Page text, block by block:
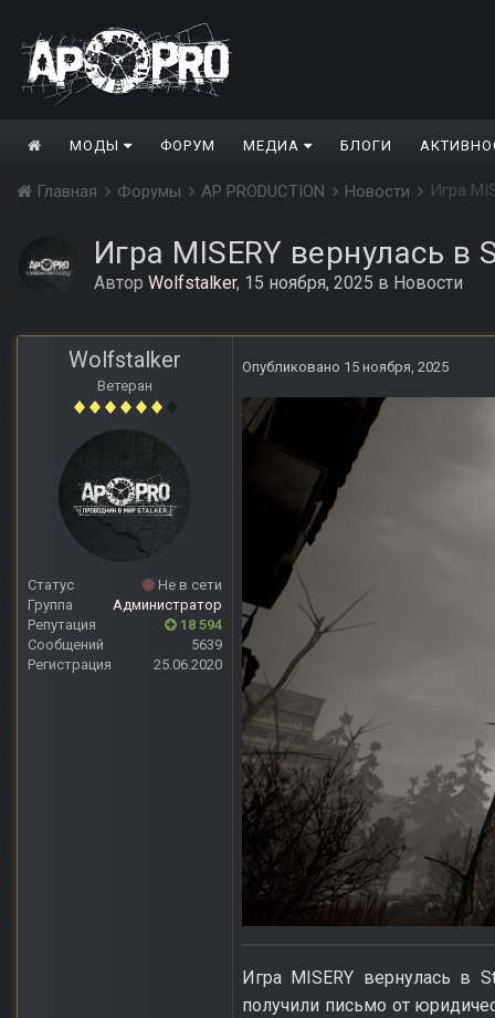
МОДЫ ФОРУМ МЕДИА БЛОГИ
Главная Форумы AP PRODUCTION Новости Игра
Игра MISERY вернулась в
Автор Wolfstalker, 15 ноября, 2025 в Новости
Wolfstalker
Ветеран
Статус
Не в сети
Группа
Администратор
Репутация
18 594
Сообщений
5639
Регистрация
25.06.2020
Опубликовано 15 ноября, 2025
Игра MISERY вернулась в
получили письмо от